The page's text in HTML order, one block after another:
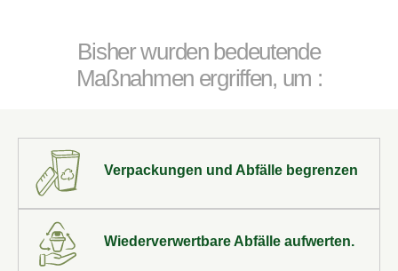
Bisher wurden bedeutende
Maßnahmen ergriffen, um :
Verpackungen und Abfälle begrenzen
Wiederverwertbare Abfälle aufwerten.